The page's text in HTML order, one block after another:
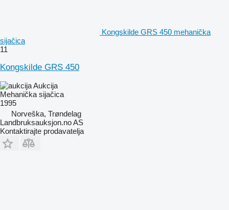
Kongskilde GRS 450 mehanička
sijačica
11
Kongskilde GRS 450
Aukcija
Mehanička sijačica
1995
Norveška, Trøndelag
Landbruksauksjon.no AS
Kontaktirajte prodavatelja